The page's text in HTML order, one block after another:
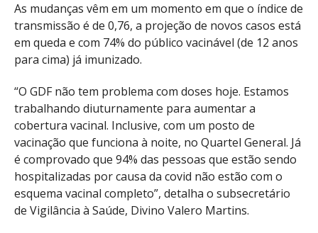
As mudanças vêm em um momento em que o índice de
transmissão é de 0,76, a projeção de novos casos está
em queda e com 74% do público vacinável (de 12 anos
para cima) já imunizado.
“O GDF não tem problema com doses hoje. Estamos
trabalhando diuturnamente para aumentar a
cobertura vacinal. Inclusive, com um posto de
vacinação que funciona à noite, no Quartel General. Já
é comprovado que 94% das pessoas que estão sendo
hospitalizadas por causa da covid não estão com o
esquema vacinal completo”, detalha o subsecretário
de Vigilância à Saúde, Divino Valero Martins.